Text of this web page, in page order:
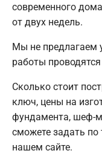
современного
от двух недель.
Мы не предлагаем
работы
Сколько стоит
ключ, цены на
фундамента, шеф-
сможете задать по
нашем сайте.